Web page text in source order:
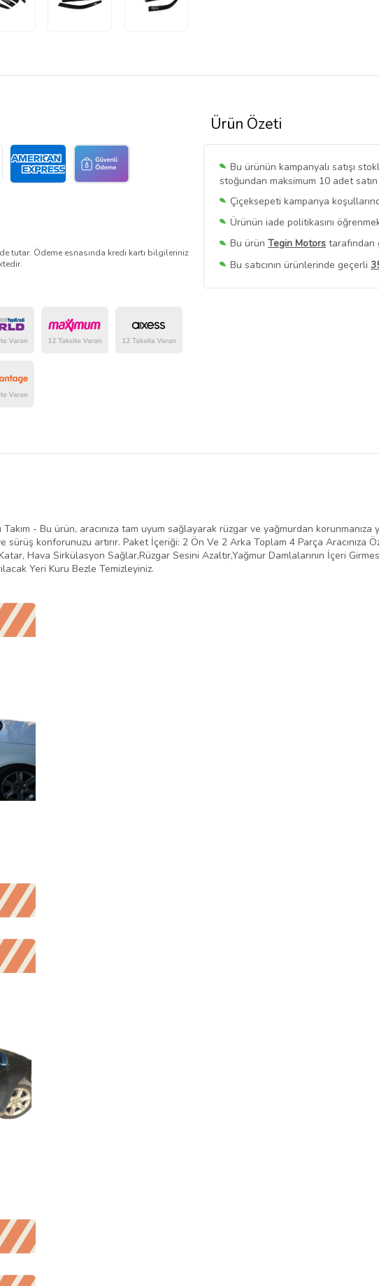
Ürün Özeti
Bu ürünün kampanyalı satışı
stoğundan maksimum 10 adet
Çiçeksepeti kampanya
Ürünün iade politikasını
Bu ürün Tegin Motors tarafından
Bu satıcının ürünlerinde geçerli
Bu SatıcınınTüm Ürünlerini
tutar. Ödeme esnasında kredi kartı bilgileriniz
- Bu ürün, aracınıza tam uyum sağlayarak rüzgar ve yağmurdan korunmanıza
konforunuzu artırır. Paket İçeriği: 2 Ön Ve 2 Arka Toplam 4 Parça Aracınıza
Hava Sirkülasyon Sağlar,Rüzgar Sesini Azaltır,Yağmur Damlalarının İçeri
Yeri Kuru Bezle Temizleyiniz.